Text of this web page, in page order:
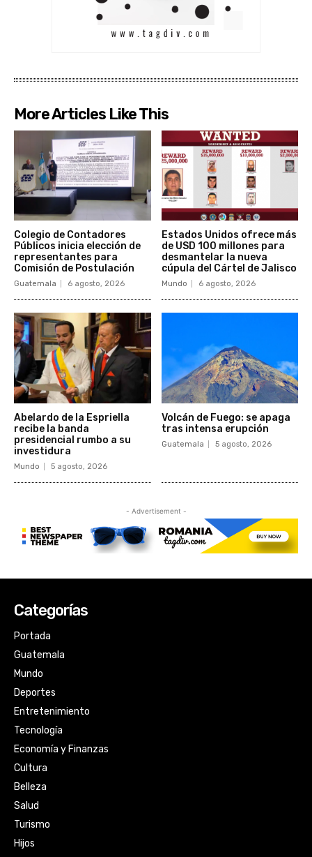
Categorías
Portada
Guatemala
Mundo
Deportes
Entretenimiento
Tecnología
Economía y Finanzas
Cultura
Belleza
Salud
Turismo
Hijos